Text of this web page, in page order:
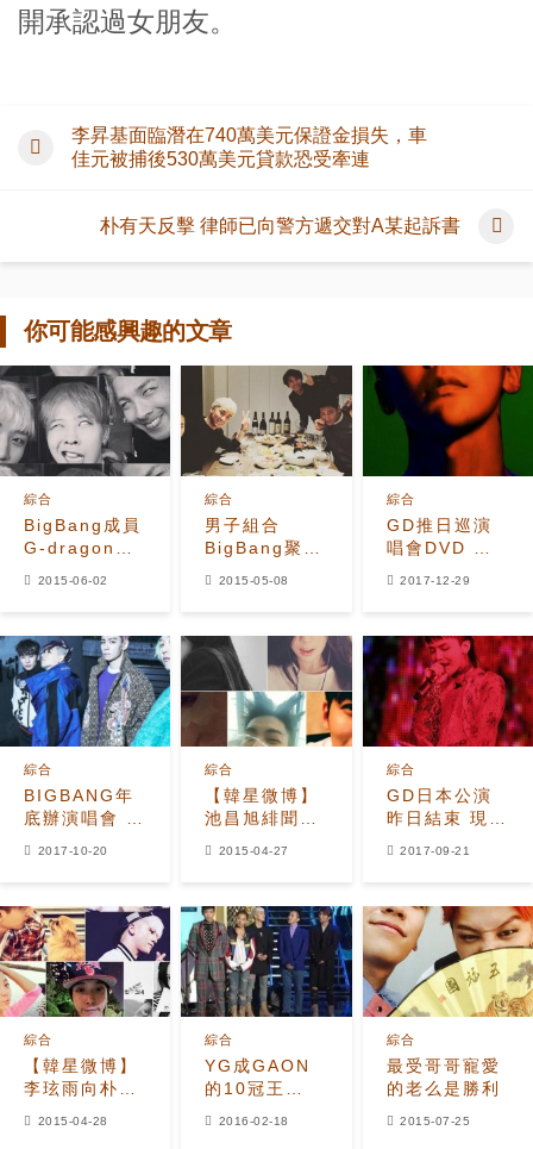
開承認過女朋友。
李昇基面臨潛在740萬美元保證金損失，車
佳元被捕後530萬美元貸款恐受牽連
朴有天反擊 律師已向警方遞交對A某起訴書
你可能感興趣的文章
BigBang成員
G-dragon、
太陽、勝利的
綜合
2015-06-02
男子組合
BigBang聚餐
照 LOSER們
綜合
2015-05-08
GD推日巡演
唱會DVD 明
年2月7日發行
綜合
2017-12-29
BIGBANG年
底辦演唱會 四
缺一高尺巨蛋
綜合
2017-10-20
【韓星微博】
池昌旭緋聞女
友與GD合
綜合
2015-04-27
GD日本公演
昨日結束 現場
言及入伍一事
綜合
2017-09-21
【韓星微博】
李玹雨向朴寶
劍道歉 燦烈
綜合
2015-04-28
YG成GAON
的10冠王
BigBang
綜合
2016-02-18
最受哥哥寵愛
的老么是勝利
綜合
2015-07-25